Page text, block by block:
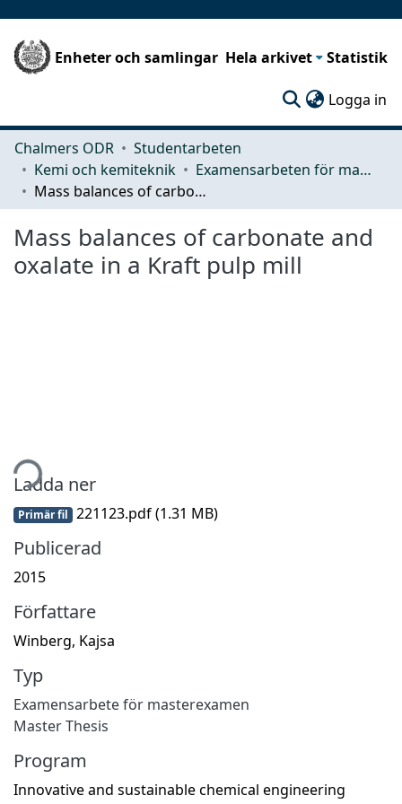
Enheter och samlingar Hela arkivet Statistik
Logga in
Chalmers ODR
Studentarbeten
Kemi och kemiteknik
Examensarbeten för masterexamen
Mass balances of carbonate and oxalate in a Kraft pulp mill
Mass balances of carbonate and
oxalate in a Kraft pulp mill
Ladda ner
Primär fil 221123.pdf(1.31 MB)
Publicerad
2015
Författare
Winberg, Kajsa
Typ
Examensarbete för masterexamen
Master Thesis
Program
Innovative and sustainable chemical engineering